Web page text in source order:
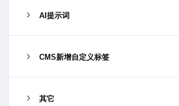
AI提示词
CMS新增自定义标签
其它